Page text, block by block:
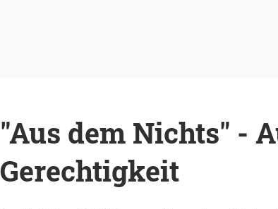
"Aus dem Nichts" -
Gerechtigkeit